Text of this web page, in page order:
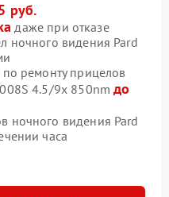
руб.
даже при отказе
ночного видения Pard
ремонту прицелов
4.5/9x 850nmдо
ночного видения Pard
часа